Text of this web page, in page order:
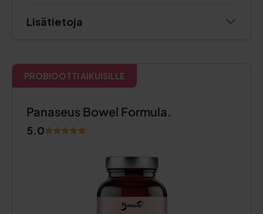
Lisätietoja
PROBIOOTTI AIKUISILLE
Panaseus Bowel Formula.
5.0